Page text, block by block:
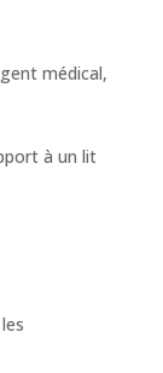
médical,
à un lit